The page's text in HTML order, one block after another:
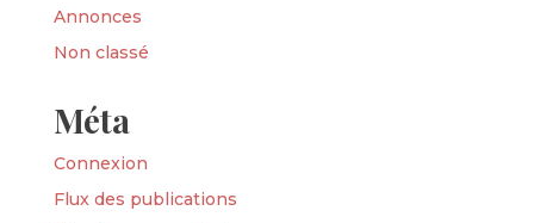
Annonces
Non classé
Méta
Connexion
Flux des publications